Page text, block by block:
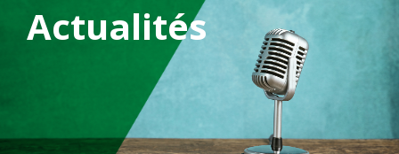
Le LCGB
Structures syndicales
Actualités